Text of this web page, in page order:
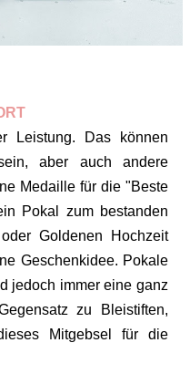
Leistung. Das können
aber auch andere
Medaille für die "Beste
Pokal zum bestanden
Goldenen Hochzeit
Geschenkidee. Pokale
jedoch immer eine ganz
zu Bleistiften,
Mitgebsel für die